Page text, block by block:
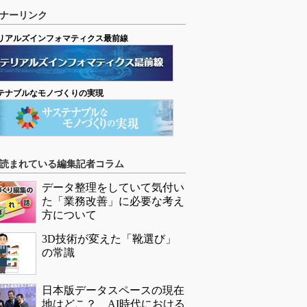
ーリンク
アルズインフォマティクス最前線
ナブルなモノづくりの実現
まれている編集記者コラム
データ整理をしていて気付い
た「業務改善」に必要な考え
方について
3D技術が変えた「靴選び」
の常識
日本版データスペースの現在
地はどこ？ AI時代における